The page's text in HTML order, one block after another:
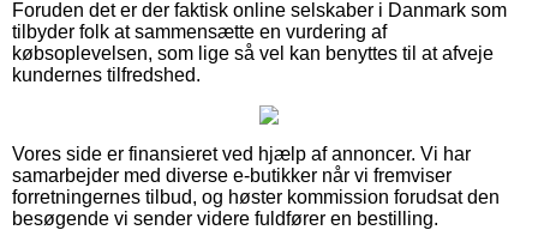
Foruden det er der faktisk online selskaber i Danmark som
tilbyder folk at sammensætte en vurdering af
købsoplevelsen, som lige så vel kan benyttes til at afveje
kundernes tilfredshed.
Vores side er finansieret ved hjælp af annoncer. Vi har
samarbejder med diverse e-butikker når vi fremviser
forretningernes tilbud, og høster kommission forudsat den
besøgende vi sender videre fuldfører en bestilling.